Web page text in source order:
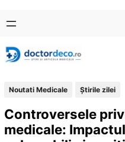
conținut
content
Noutati Medicale Știrile zilei
Controversele
medicale: